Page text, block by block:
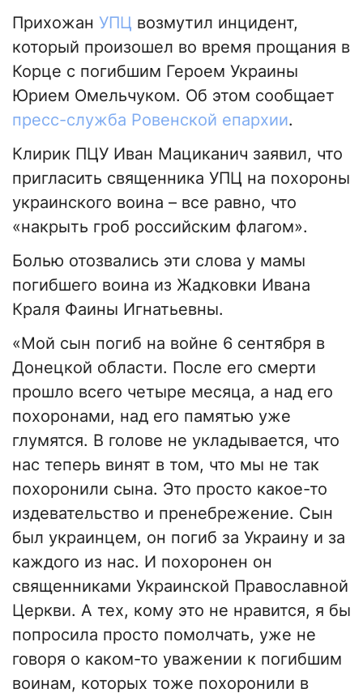
Прихожан УПЦ возмутил инцидент,
который произошел во время прощания в
Корце с погибшим Героем Украины
Юрием Омельчуком. Об этом сообщает
пресс-служба Ровенской епархии.
Клирик ПЦУ Иван Мациканич заявил, что
пригласить священника УПЦ на похороны
украинского воина – все равно, что
«накрыть гроб российским флагом».
Болью отозвались эти слова у мамы
погибшего воина из Жадковки Ивана
Краля Фаины Игнатьевны.
«Мой сын погиб на войне 6 сентября в
Донецкой области. После его смерти
прошло всего четыре месяца, а над его
похоронами, над его памятью уже
глумятся. В голове не укладывается, что
нас теперь винят в том, что мы не так
похоронили сына. Это просто какое-то
издевательство и пренебрежение. Сын
был украинцем, он погиб за Украину и за
каждого из нас. И похоронен он
священниками Украинской Православной
Церкви. А тех, кому это не нравится, я бы
попросила просто помолчать, уже не
говоря о каком-то уважении к погибшим
воинам, которых тоже похоронили в